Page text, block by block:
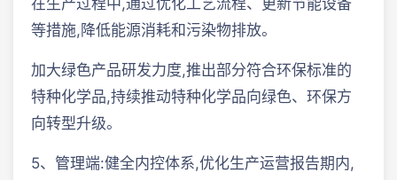
在生产过程中,通过优化工艺流程、更新节能设备
等措施,降低能源消耗和污染物排放。
加大绿色产品研发力度,推出部分符合环保标准的
特种化学品,持续推动特种化学品向绿色、环保方
向转型升级。
5、管理端:健全内控体系,优化生产运营报告期内,